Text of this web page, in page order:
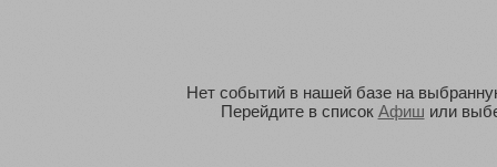
Нет событий в нашей базе на
Перейдите в список Афиш или